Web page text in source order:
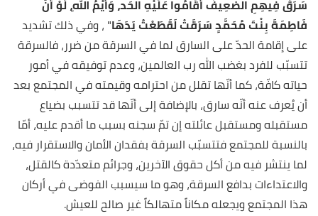
سَرَقَ فِيهِمِ الضَّعِيفُ أَقَامُوا عَلَيْهِ الْحَد، وَأيْمُ اللهِ، لَوْ أَنَّ
فَاطِمَةَ بِنْتَ مُحَمَّدٍ سَرَقَتْ لَقَطَعْتُ يَدَهَا" ، وفي ذلك تشديد
على إقامة الحدّ على السارق لما في السرقة من ضرر، فالسرقة
تتسبّب للفرد بغضب الله رب العالمين، وعدم توفيقه في أمور
حياته كافّة، كما أنّها تقلل من احترامه وقيمته في المجتمع بعد
أن يُعرف عنه أنّه سارق، بالإضافة إلى أنّها قد تتسبب بضياع
مستقبله ومستقبل عائلته إن تمّ سجنه بسبب ما أقدم عليه، أمّا
بالنسبة للمجتمع فتتسبّب السرقة بفقدان الأمان والاستقرار فيه،
لما ينتشر فيه من أكل حقوق الآخرين، وجرائم متعدّدة كالقتل،
والاعتداءات بدافع السرقة، وهو ما سيسبب الفوضى في أركان
هذا المجتمع ويجعله مكاناً متهالكاً غير صالح للعيش.